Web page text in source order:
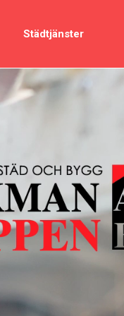
Städtjänster